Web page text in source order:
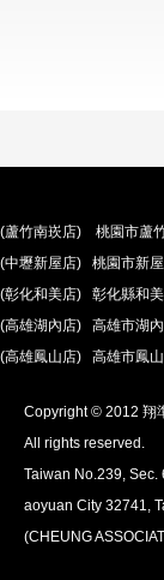
(蘆竹南崁店) 桃園市蘆
(中壢新屋店) 桃園市新
(彰化和美店) 彰化縣和
(高雄湖內店) 高雄市湖
(高雄鳳山店) 高雄市鳳
翔準網路部門:TEL
Copyright © 2012 翔
All rights reserved.
Taiwan No.239, Sec.
aoyuan City 32741,
(CHEUNG